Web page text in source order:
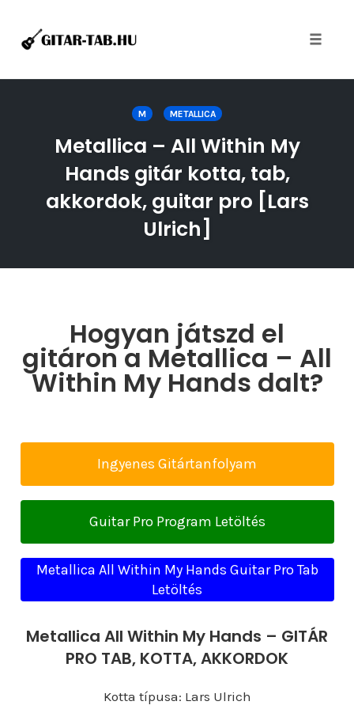
M METALLICA
Metallica – All Within My
Hands gitár kotta, tab,
akkordok, guitar pro [Lars
Ulrich]
Hogyan játszd el
gitáron a Metallica – All
Within My Hands dalt?
Ingyenes Gitártanfolyam
Guitar Pro Program Letöltés
Metallica All Within My Hands Guitar Pro Tab
Letöltés
Metallica All Within My Hands – GITÁR
PRO TAB, KOTTA, AKKORDOK
Kotta típusa: Lars Ulrich